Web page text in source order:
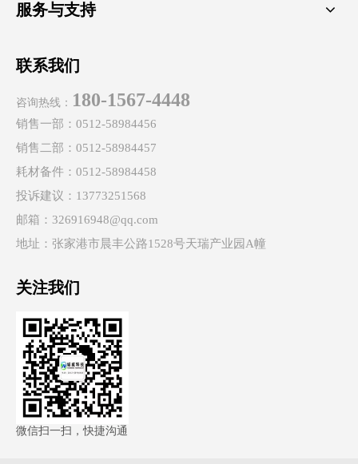
服务与支持
联系我们
咨询热线： 180-1567-4448
销售一部：0512-58984456
销售二部：0512-58984457
耗材备件：0512-58984458
投诉建议：13773251568
邮箱：326916948@qq.com
地址：张家港市晨丰公路1528号天瑞产业园A幢
关注我们
微信扫一扫，快捷沟通